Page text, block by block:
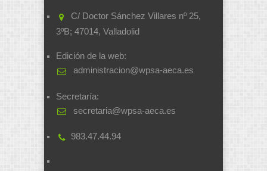
C/ Doctor Sánchez Villares nº 25,
3ºB; 47014, Valladolid
Edición de la web:
administracion@wpsa-aeca.es
Secretaría:
secretaria@wpsa-aeca.es
983.47.44.94